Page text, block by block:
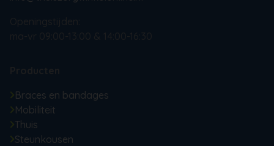
Braces en bandages
Mobiliteit
Thuis
Steunkousen